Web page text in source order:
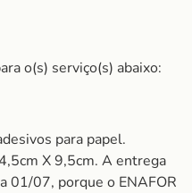
o(s) serviço(s) abaixo:
para papel.
X 9,5cm. A entrega
01/07, porque o ENAFOR